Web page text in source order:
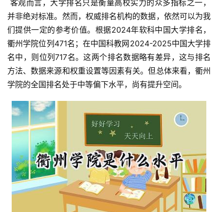
并非绝对标准。然而，权威排名机构的数据，依然可以为我
们提供一定的参考价值。根据2024年软科中国大学排名，
衢州学院位列471名；在中国科教网2024-2025中国大学排
名中，则位列717名。这两个排名数据略有差异，这与排名
方法、数据来源和权重设置等因素有关。但总体来看，衢州
学院的全国排名处于中等偏下水平，尚有提升空间。